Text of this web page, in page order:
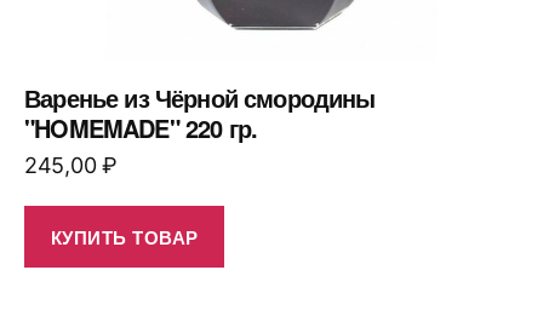
Варенье из Чёрной смородины
"HOMEMADE" 220 гр.
245,00₽
КУПИТЬ ТОВАР